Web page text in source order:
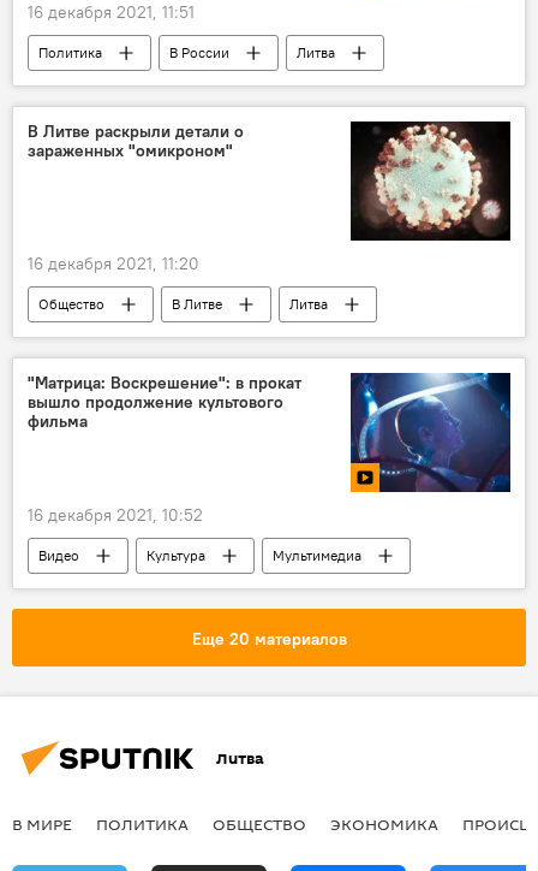
16 декабря 2021, 11:51
Политика В России
Литва
Россия
США Мария Захарова
В Литве раскрыли детали о
зараженных "омикроном"
16 декабря 2021, 11:20
Общество В Литве
Литва
коронавирус
Пандемия коронавируса в Литве и других странах
"Матрица: Воскрешение": в прокат
вышло продолжение культового
фильма
16 декабря 2021, 10:52
Видео Культура
Мультимедиа
фильм
Еще 20 материалов
Литва
В МИРЕ ПОЛИТИКА ОБЩЕСТВО ЭКОНОМИКА